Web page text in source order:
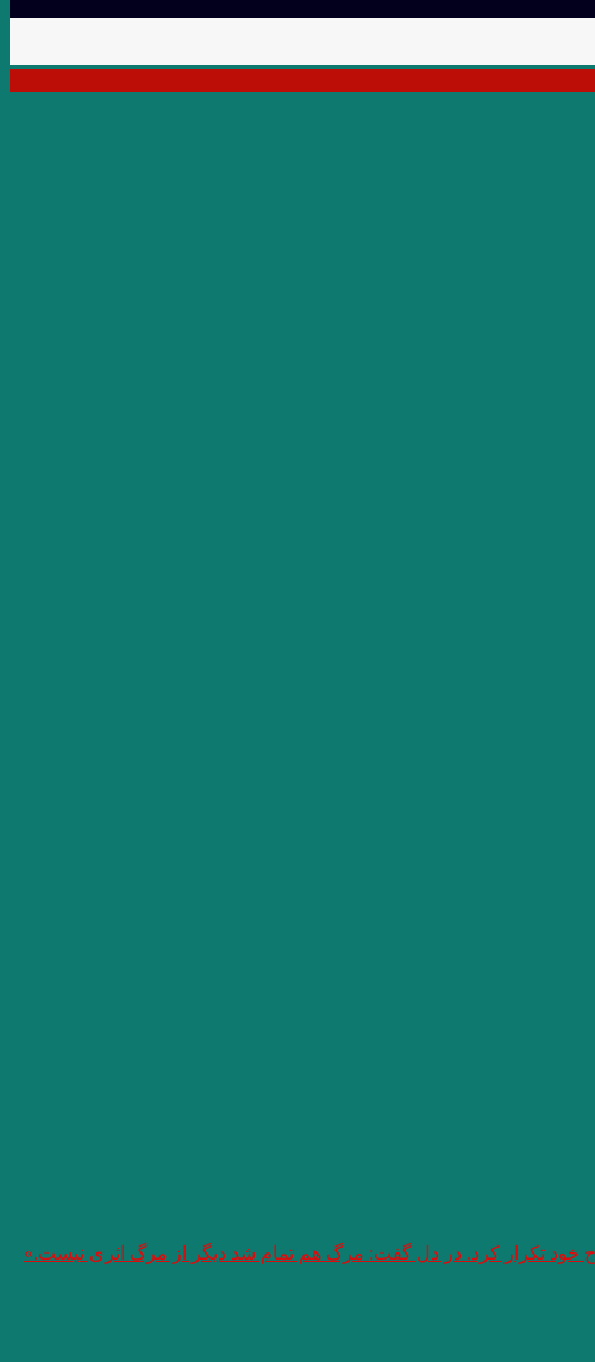
خود تکرار کرد. در دل گفت: مرگ هم تمام شد دیگر از مرگ اثری نیست.»